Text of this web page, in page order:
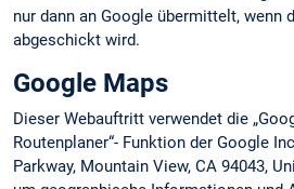
nur dann an Google übermittelt, wenn
abgeschickt wird.
Google Maps
Dieser Webauftritt verwendet die
Routenplaner“- Funktion der Google
Parkway, Mountain View, CA 94043,